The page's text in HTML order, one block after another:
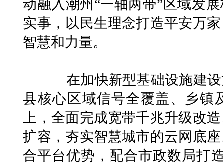
动融入潮州“一轴两带”区域发
实事，以民生理念打造平安万
智慧和力量。
在加快新型基础设施建设
县核心区域信号全覆盖、乡镇
上，全面完成宽带千兆升级改
扩容，夯实智慧城市的云网底
合平台优势，配合市政数局打